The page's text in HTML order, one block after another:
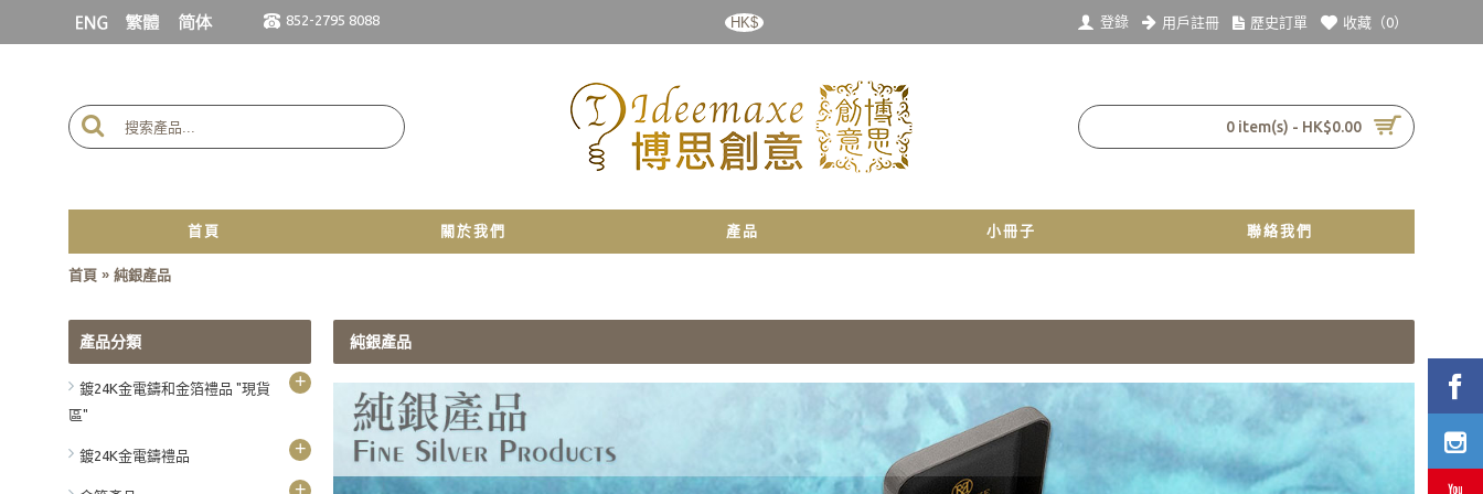
852-2795 8088 HK$ 登錄 用戶註冊 歷史訂單 收藏（0）
0 item(s) - HK$0.00
首頁 關於我們 產品 小冊子 聯絡我們
首頁 » 純銀產品
產品分類
鍍24K金電鑄和金箔禮品 "現貨
區"
+
鍍24K金電鑄禮品 +
+
純銀產品